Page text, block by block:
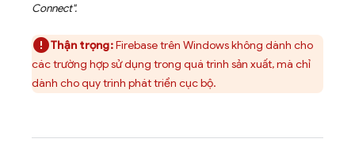
Connect".
Thận trọng:Firebase trên Windows không dành cho
các trường hợp sử dụng trong quá trình sản xuất, mà chỉ
dành cho quy trình phát triển cục bộ.